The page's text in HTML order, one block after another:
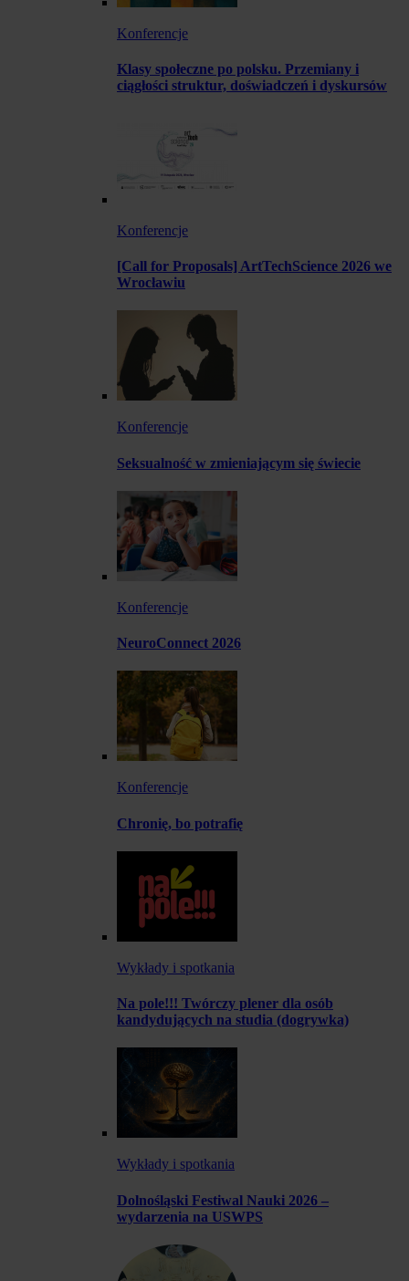
Konferencje
Klasy społeczne po polsku. Przemiany i
ciągłości struktur, doświadczeń i dyskursów
Konferencje
[Call for Proposals] ArtTechScience 2026 we
Wrocławiu
Konferencje
Seksualność w zmieniającym się świecie
Konferencje
NeuroConnect 2026
Konferencje
Chronię, bo potrafię
Wykłady i spotkania
Na pole!!! Twórczy plener dla osób
kandydujących na studia (dogrywka)
Wykłady i spotkania
Dolnośląski Festiwal Nauki 2026 –
wydarzenia na USWPS